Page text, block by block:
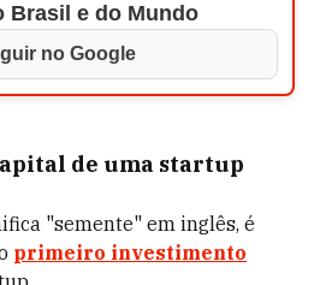
Brasil e do Mundo
no Google
de uma startup
"semente" em inglês, é
primeiro investimento